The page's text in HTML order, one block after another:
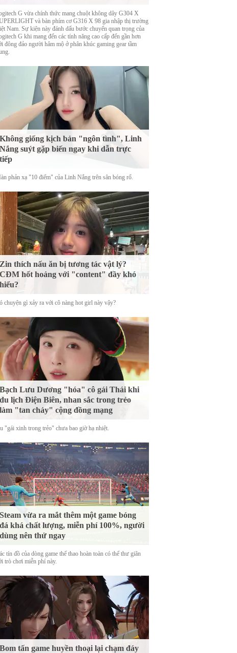
G vừa chính thức mang chuột không dây G304 X
và bàn phím cơ G316 X 98 gia nhập thị trường
Nam. Sự kiện này đánh dấu bước chuyển quan trọng của
G khi mang đến các tính năng cao cấp đến gần hơn
đông đảo người hâm mộ ở phân khúc gaming gear tầm
Không giống kịch bản "ngôn tình", Linh
Nắng suýt gặp biến ngay khi dẫn trực
tiếp
phản xạ "10 điểm" của Linh Nắng trên sân bóng rổ.
Zin thích nấu ăn bị tương tác vật lý?
CĐM hốt hoảng với "content" đầy khó
hiểu?
chuyện gì xảy ra với cô nàng hot girl này vậy?
Bạch Lưu Dương "hóa" cô gái Thái khi
du lịch Điện Biên, nhan sắc trong trẻo
làm "tan chảy" cộng đồng mạng
"gái xinh trong trẻo" chưa bao giờ hạ nhiệt.
Steam vừa ra mắt thêm một game bóng
đá khá chất lượng, miễn phí 100%, người
dùng nên thử ngay
tín đồ của dòng game thể thao hoàn toàn có thể thư giãn
trò chơi miễn phí này.
Bom tấn game huyền thoại lại chạm đáy